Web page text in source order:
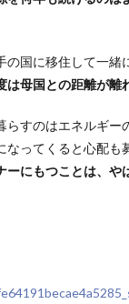
の国に移住して一緒
は母国との距離が離
らすのはエネルギー
なってくると心配も
ーにもつことは、や